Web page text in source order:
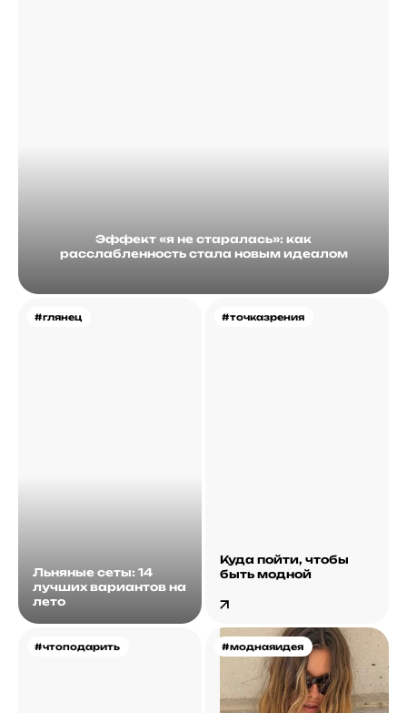
Эффект «я не старалась»: как
расслабленность стала новым идеалом
#глянец
Льняные сеты: 14
лучших вариантов на
лето
#точказрения
Куда пойти, чтобы
быть модной
#чтоподарить #моднаяидея